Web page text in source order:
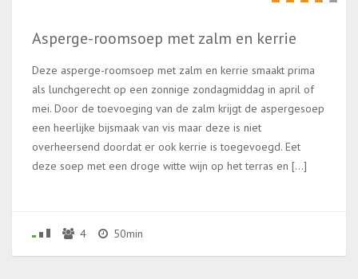
Asperge-roomsoep met zalm en kerrie
Deze asperge-roomsoep met zalm en kerrie smaakt prima
als lunchgerecht op een zonnige zondagmiddag in april of
mei. Door de toevoeging van de zalm krijgt de aspergesoep
een heerlijke bijsmaak van vis maar deze is niet
overheersend doordat er ook kerrie is toegevoegd. Eet
deze soep met een droge witte wijn op het terras en […]
4 50min